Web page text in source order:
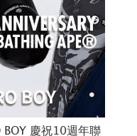
慶祝10週年聯